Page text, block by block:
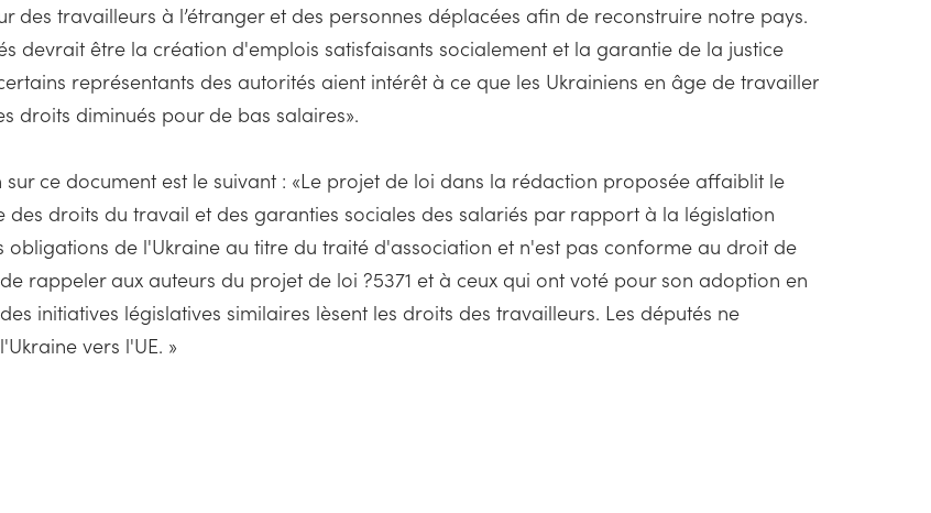
travailleurs à l’étranger et des personnes déplacées afin de reconstruire notre pays.
devrait être la création d'emplois satisfaisants socialement et la garantie de la justice
représentants des autorités aient intérêt à ce que les Ukrainiens en âge de travailler
droits diminués pour de bas salaires».
ce document est le suivant : «Le projet de loi dans la rédaction proposée affaiblit le
droits du travail et des garanties sociales des salariés par rapport à la législation
de l'Ukraine au titre du traité d'association et n'est pas conforme au droit de
rappeler aux auteurs du projet de loi ?5371 et à ceux qui ont voté pour son adoption en
initiatives législatives similaires lèsent les droits des travailleurs. Les députés ne
vers l'UE. »